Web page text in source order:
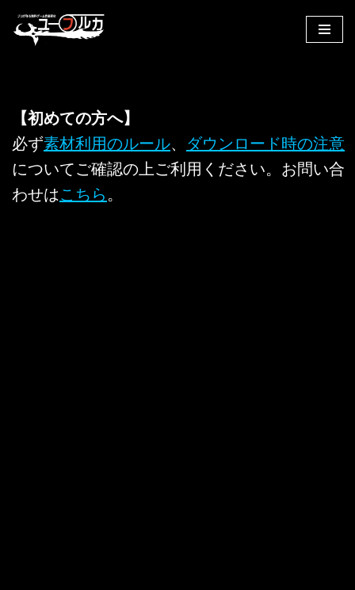
へ
キ
ッ
【初めての方へ】
必ず素材利用のルール、 ダウンロード時の注意
についてご確認の上ご利用ください。お問い合
わせはこちら 。